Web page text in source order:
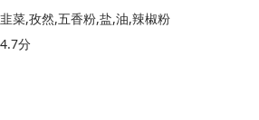
韭菜,孜然,五香粉,盐,油,辣椒粉
4.7分